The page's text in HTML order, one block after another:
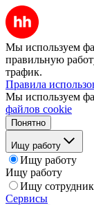
Мы используем
правильную
трафик.
Правила
Мы используем
файлов cookie
Понятно
Ищу работу
Ищу работу
Ищу работу
Ищу
Сервисы